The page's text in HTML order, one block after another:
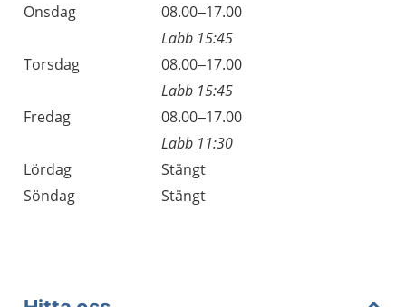
Onsdag
08.00–17.00
Labb 15:45
Torsdag
08.00–17.00
Labb 15:45
Fredag
08.00–17.00
Labb 11:30
Lördag
Stängt
Söndag
Stängt